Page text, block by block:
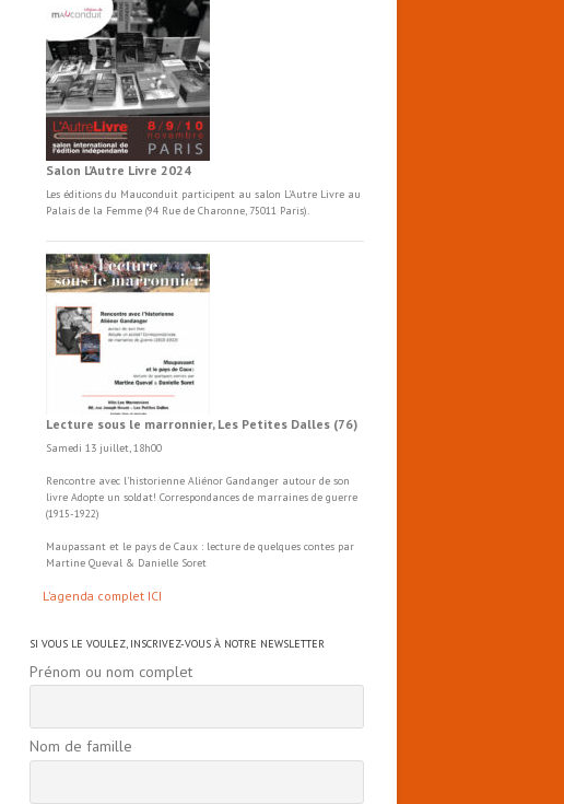
Salon L’Autre Livre 2024
Les éditions du Mauconduit participent au salon L'Autre Livre au
Palais de la Femme (94 Rue de Charonne, 75011 Paris).
Lecture sous le marronnier, Les Petites Dalles (76)
Samedi 13 juillet, 18h00
Rencontre avec l'historienne Aliénor Gandanger autour de son
livre Adopte un soldat! Correspondances de marraines de guerre
(1915-1922)
Maupassant et le pays de Caux : lecture de quelques contes par
Martine Queval & Danielle Soret
L'agenda complet ICI
SI VOUS LE VOULEZ, INSCRIVEZ-VOUS À NOTRE NEWSLETTER
Prénom ou nom complet
Nom de famille